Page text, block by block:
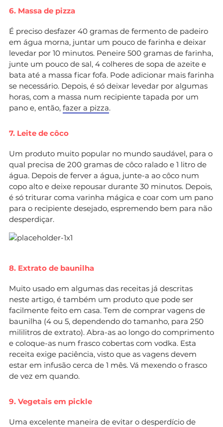
6. Massa de pizza
É preciso desfazer 40 gramas de fermento de padeiro
em água morna, juntar um pouco de farinha e deixar
levedar por 10 minutos. Peneire 500 gramas de farinha,
junte um pouco de sal, 4 colheres de sopa de azeite e
bata até a massa ficar fofa. Pode adicionar mais farinha
se necessário. Depois, é só deixar levedar por algumas
horas, com a massa num recipiente tapada por um
pano e, então, fazer a pizza.
7. Leite de côco
Um produto muito popular no mundo saudável, para o
qual precisa de 200 gramas de côco ralado e 1 litro de
água. Depois de ferver a água, junte-a ao côco num
copo alto e deixe repousar durante 30 minutos. Depois,
é só triturar coma varinha mágica e coar com um pano
para o recipiente desejado, espremendo bem para não
desperdiçar.
8. Extrato de baunilha
Muito usado em algumas das receitas já descritas
neste artigo, é também um produto que pode ser
facilmente feito em casa. Tem de comprar vagens de
baunilha (4 ou 5, dependendo do tamanho, para 250
mililitros de extrato). Abra-as ao longo do comprimento
e coloque-as num frasco cobertas com vodka. Esta
receita exige paciência, visto que as vagens devem
estar em infusão cerca de 1 mês. Vá mexendo o frasco
de vez em quando.
9. Vegetais em pickle
Uma excelente maneira de evitar o desperdício de